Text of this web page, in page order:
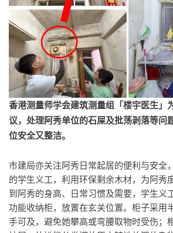
香港测量师学会建筑测量组「楼宇医生」
议，处理阿秀单位的石屎及批荡剥落等问
位安全又整洁。
市建局亦关注阿秀日常起居的便利与安全
的学生义工，利用环保剩余木材，为阿秀
到阿秀的身高、日常习惯及需要，学生义
功能收纳柜，放置在玄关位置。柜子采用
手可及，避免她攀高或弯腰取物时受伤；